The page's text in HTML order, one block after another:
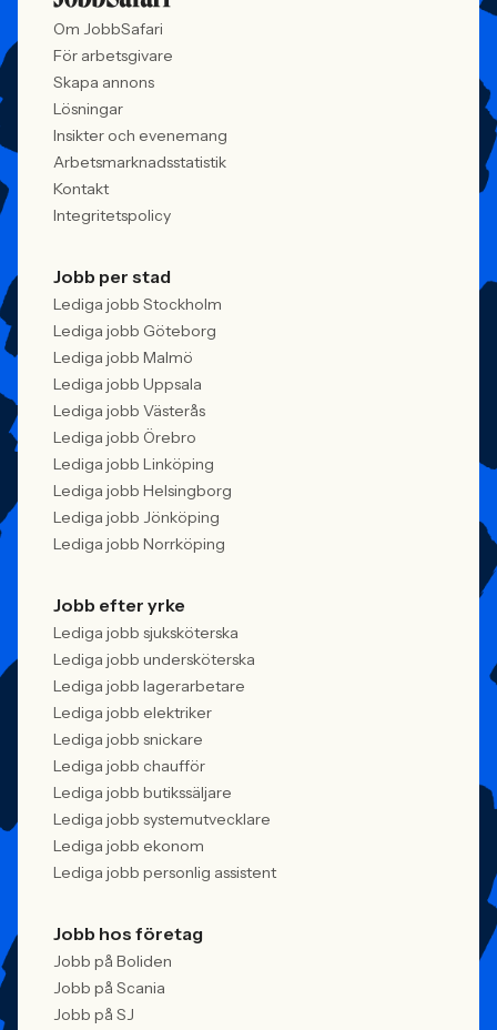
konkurrensen om rätt kompetens
förändras räcker det inte längre att säga
att alla är välkomna. Arbetsgivare
behöver kunna visa vad det betyder i
praktiken.
Om JobbSafari
För arbetsgivare
Skapa annons
Lösningar
Insikter och evenemang
Arbetsmarknadsstatistik
Kontakt
Integritetspolicy
Jobb per stad
Lediga jobb Stockholm
Lediga jobb Göteborg
Lediga jobb Malmö
Lediga jobb Uppsala
Lediga jobb Västerås
Lediga jobb Örebro
Lediga jobb Linköping
Lediga jobb Helsingborg
Lediga jobb Jönköping
Lediga jobb Norrköping
Jobb efter yrke
Lediga jobb sjuksköterska
Lediga jobb undersköterska
Lediga jobb lagerarbetare
Lediga jobb elektriker
Lediga jobb snickare
Lediga jobb chaufför
Lediga jobb butikssäljare
Lediga jobb systemutvecklare
Lediga jobb ekonom
Lediga jobb personlig assistent
Jobb hos företag
Jobb på Boliden
Jobb på Scania
Jobb på SJ